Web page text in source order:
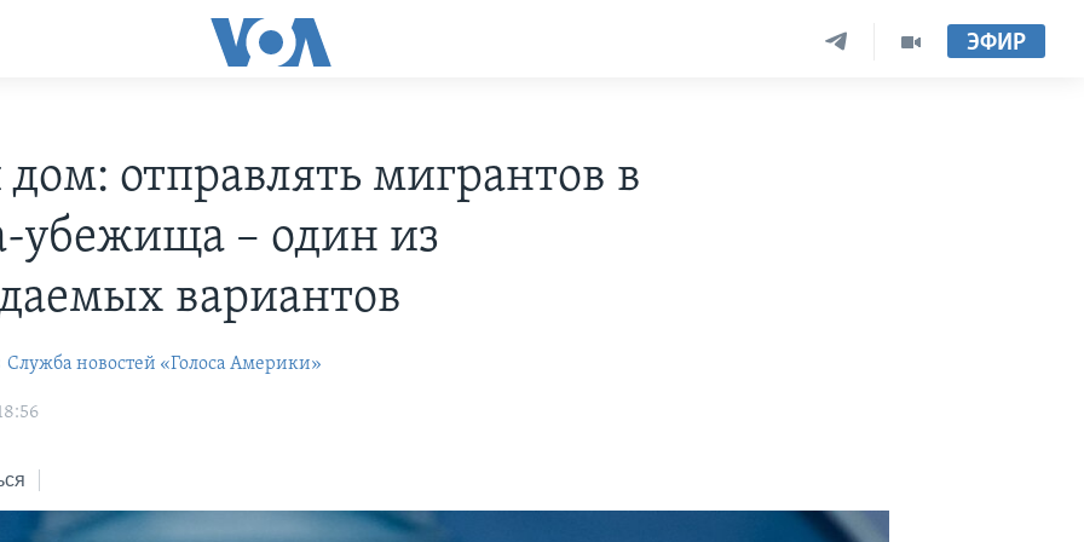
ЭФИР
отправлять мигрантов в
убежища – один из
вариантов
Служба новостей «Голоса Америки»